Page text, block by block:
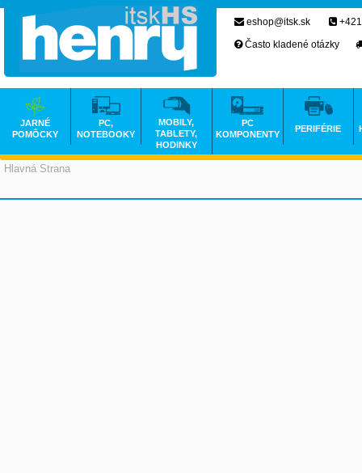
Hlavná Strana
eshop@itsk.sk
Často kladené otázky
JARNÉ
POMÔCKY
PC,
NOTEBOOKY
MOBILY,
TABLETY,
HODINKY
PC
KOMPONENTY
PERIFÉRIE